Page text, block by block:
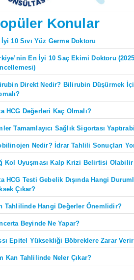
Konular
10 Sıvı Yüz Germe Doktoru
En İyi 10 Saç Ekimi Doktoru (2025
Direkt Nedir? Bilirubin Düşürmek
HCG Değerleri Kaç Olmalı?
Tamamlayıcı Sağlık Sigortası
Nedir? İdrar Tahlili Sonuçları
Kol Uyuşması Kalp Krizi Belirtisi
HCG Testi Gebelik Dışında Hangi
Çıkar?
Tahlilinde Hangi Değerler Önemlidir?
Beyinde Ne Yapar?
Epitel Yüksekliği Böbreklere Zarar
Kan Tahlilinde Neler Çıkar?